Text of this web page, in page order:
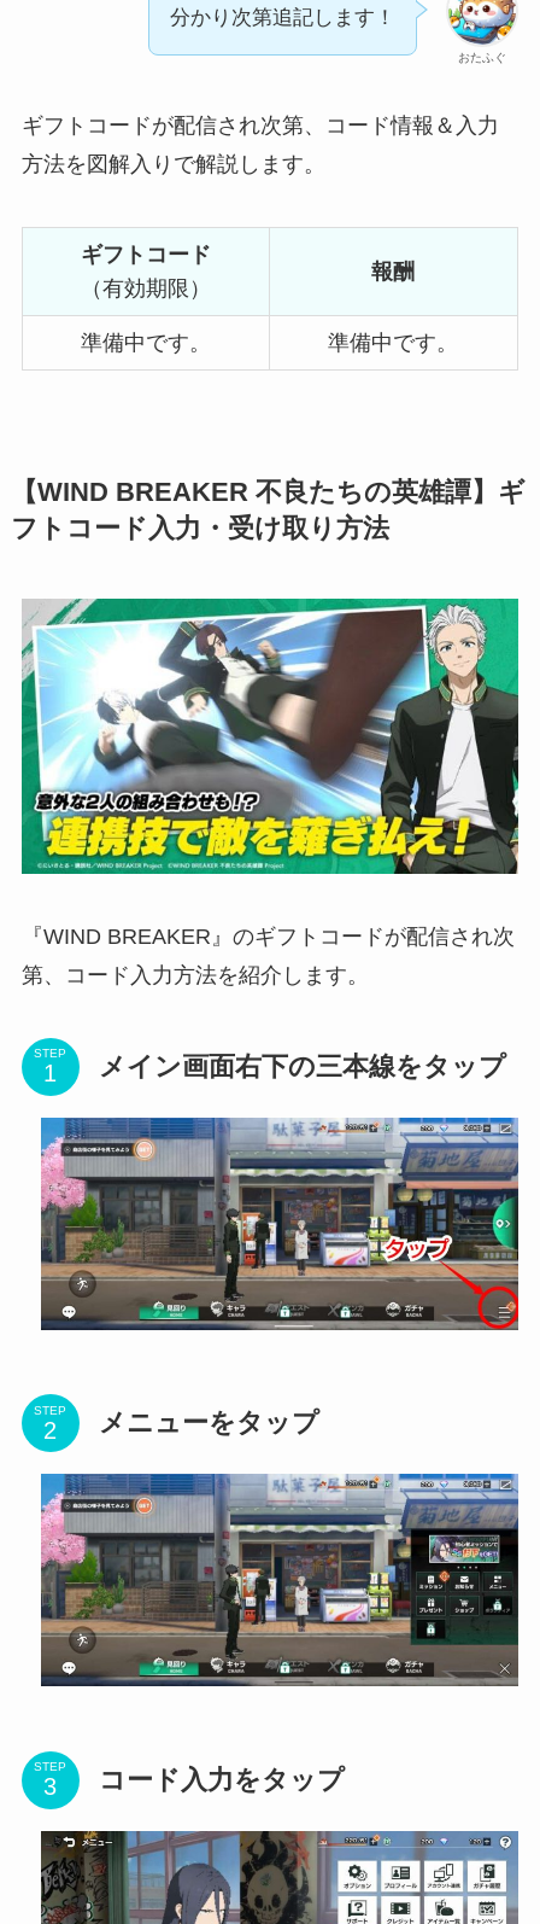
おたふぐ
分かり次第追記します！
ギフトコードが配信され次第、コード情報＆入力
方法を図解入りで解説します。
ギフトコード
（有効期限）
報酬
準備中です。 準備中です。
【WIND BREAKER 不良たちの英雄譚】ギ
フトコード入力・受け取り方法
『WIND BREAKER』のギフトコードが配信され次
第、コード入力方法を紹介します。
STEP メイン画面右下の三本線をタップ
STEP メニューをタップ
STEP コード入力をタップ